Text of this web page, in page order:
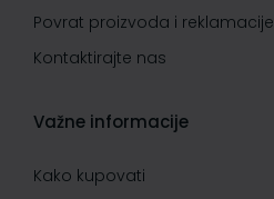
Povrat proizvoda i reklamacije
Kontaktirajte nas
Važne informacije
Kako kupovati